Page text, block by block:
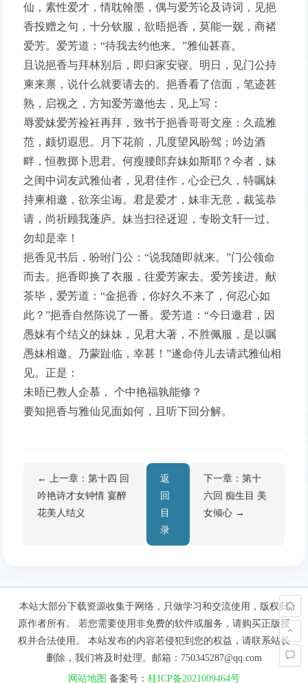
仙，素性爱才，情耽翰墨，偶与爱芳论及诗词，见挹
香投赠之句，十分钦服，欲晤挹香，莫能一觌，商褚
爱芳。爱芳道：“待我去约他来。”雅仙甚喜。
且说挹香与拜林别后，即归家安寝。明日，见门公持
柬来禀，说什么就要请去的。挹香看了信面，笔迹甚
熟，启视之，方知爱芳邀他去，见上写：
辱爱妹爱芳裣衽再拜，致书于挹香哥哥文座：久疏雅
范，颇切遐思。月下花前，几度望风盼驾；吟边酒
畔，恒教掷卜思君。何瘦腰郎弃妹如斯耶？今者，妹
之闺中词友武雅仙者，见君佳作，心企已久，特嘱妹
持柬相邀，欲亲尘诲。君是爱才，妹非无意，裁笺恭
请，尚祈顾我蓬庐。妹当扫径迓迎，专盼文轩一过。
勿却是幸！
挹香见书后，吩咐门公：“说我随即就来。”门公领命
而去。挹香即换了衣服，往爱芳家去。爱芳接进。献
茶毕，爱芳道：“金挹香，你好久不来了，何忍心如
此？”挹香自然陈说了一番。爱芳道：“今日邀君，因
愚妹有个结义的妹妹，见君大著，不胜佩服，是以嘱
愚妹相邀。乃蒙趾临，幸甚！”遂命侍儿去请武雅仙相
见。正是：
未晤已教人企慕， 个中艳福孰能修？
要知挹香与雅仙见面如何，且听下回分解。
← 上一章：第十四 回
吟艳诗才女钟情 宴醉
花美人结义
返
回
目
录
下一章：第十
六回 痴生目 美
女倾心 →
本站大部分下载资源收集于网络，只做学习和交流使用，版权归
原作者所有。 若您需要使用非免费的软件或服务，请购买正版授
权并合法使用。 本站发布的内容若侵犯到您的权益，请联系站长
删除，我们将及时处理。邮箱：750345287@qq.com
网站地图 备案号： 桂ICP备2021009464号